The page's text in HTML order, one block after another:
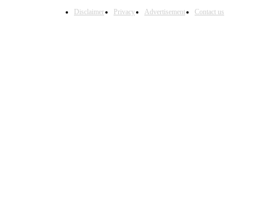
Disclaimer Privacy Advertisement Contact us